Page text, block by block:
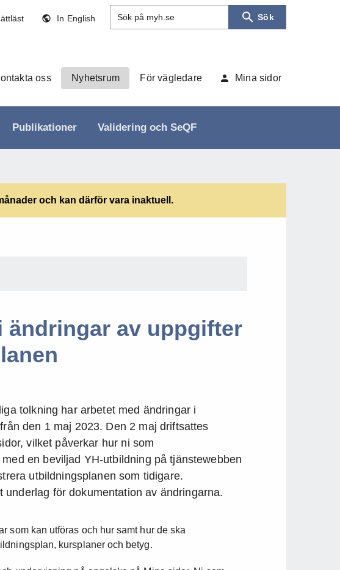
In English Sök på myh.se Sök
oss Nyhetsrum För vägledare Mina sidor
Publikationer Validering och SeQF
och kan därför vara inaktuell.
ändringar av uppgifter
tolkning har arbetet med ändringar i
den 1 maj 2023. Den 2 maj driftsattes
vilket påverkar hur ni som
en beviljad YH-utbildning på tjänstewebben
utbildningsplanen som tidigare.
underlag för dokumentation av ändringarna.
som kan utföras och hur samt hur de ska
kursplaner och betyg.